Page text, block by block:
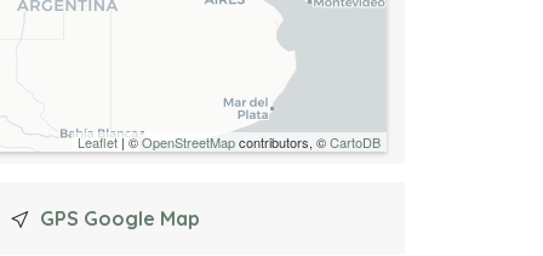
Leaflet| ©OpenStreetMapcontributors, ©CartoDB
GPS Google Map